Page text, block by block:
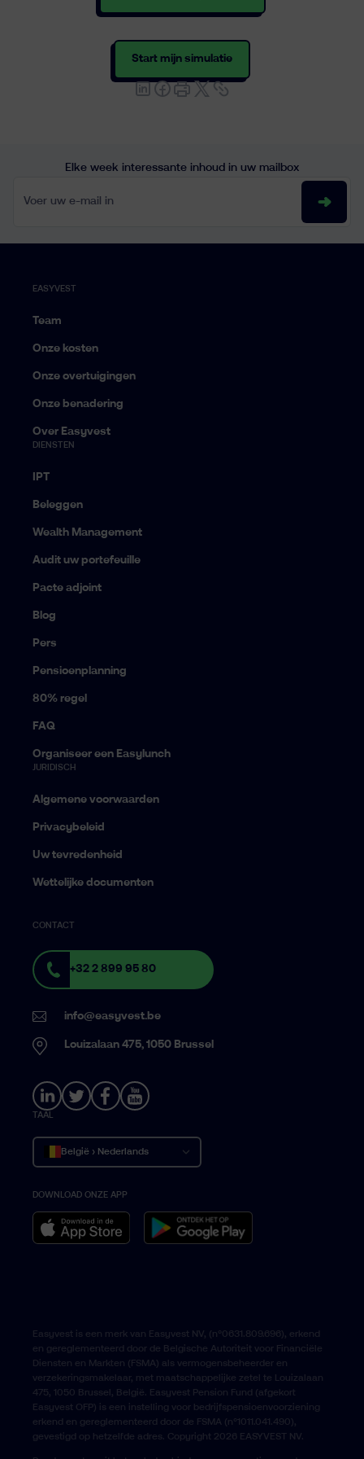
Start mijn simulatie
Elke week interessante inhoud in uw mailbox
EASYVEST
Team
Onze kosten
Onze overtuigingen
Onze benadering
Over Easyvest
DIENSTEN
IPT
Beleggen
Wealth Management
Audit uw portefeuille
Pacte adjoint
Blog
Pers
Pensioenplanning
80% regel
FAQ
Organiseer een Easylunch
JURIDISCH
Algemene voorwaarden
Privacybeleid
Uw tevredenheid
Wettelijke documenten
CONTACT
+32 2 899 95 80
info@easyvest.be
Louizalaan 475, 1050 Brussel
TAAL
België › Nederlands
Belgique › Français
Belgium › English
DOWNLOAD ONZE APP
Easyvest is een merk van Easyvest NV, (n°0631.809.696), erkend
en gereglementeerd door de Belgische Autoriteit voor Financiële
Diensten en Markten (FSMA) als vermogensbeheerder en
verzekeringsmakelaar, met maatschappelijke zetel te Louizalaan
475, 1050 Brussel, België. Easyvest Pension Fund (afgekort
Easyvest OFP) is een instelling voor bedrijfspensioenvoorziening
erkend en gereglementeerd door de FSMA (n°1011.041.490),
gevestigd op hetzelfde adres. Copyright 2026 EASYVEST NV.